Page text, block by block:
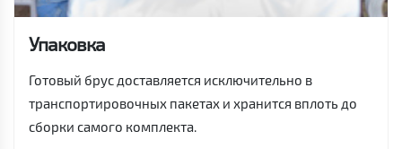
Упаковка
Готовый брус доставляется исключительно в
транспортировочных пакетах и хранится вплоть до
сборки самого комплекта.